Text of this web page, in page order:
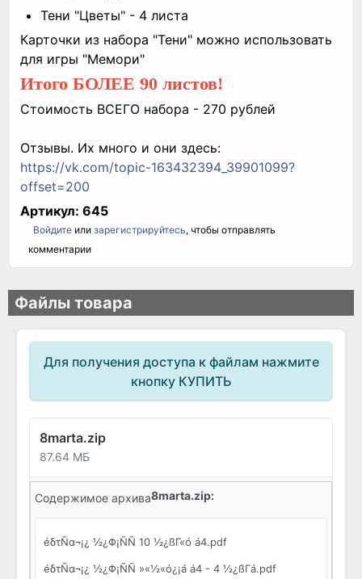
Тени "Цветы" - 4 листа
Карточки из набора "Тени" можно использовать
для игры "Мемори"
Итого БОЛЕЕ 90 листов!
Стоимость ВСЕГО набора - 270 рублей
Отзывы. Их много и они здесь:
https://vk.com/topic-163432394_39901099?
offset=200
Артикул: 645
Войдите или зарегистрируйтесь, чтобы отправлять
комментарии
Файлы товара
Для получения доступа к файлам нажмите
кнопку КУПИТЬ
8marta.zip
87.64 МБ
Содержимое архива8marta.zip:
éδτÑα¬¡¿ ½¿Φ¡ÑÑ 10 ½¿ßΓ«ó á4.pdf
éδτÑα¬¡¿ ½¿Φ¡ÑÑ »«½«ó¿¡á á4 - 4 ½¿ßΓá.pdf